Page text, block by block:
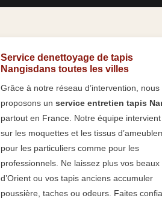
Service denettoyage de tapis
Nangisdans toutes les villes
Grâce à notre réseau d’intervention, nous
proposons un service entretien tapis
partout en France. Notre équipe
sur les moquettes et les tissus
pour les particuliers comme pour les
professionnels. Ne laissez plus vos beaux
d’Orient ou vos tapis anciens accumuler
poussière, taches ou odeurs. Faites